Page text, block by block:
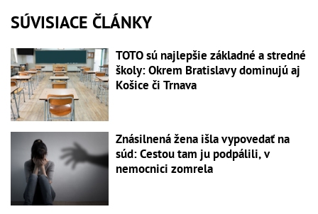
SÚVISIACE ČLÁNKY
TOTO sú najlepšie základné a stredné
školy: Okrem Bratislavy dominujú aj
Košice či Trnava
Znásilnená žena išla vypovedať na
súd: Cestou tam ju podpálili, v
nemocnici zomrela